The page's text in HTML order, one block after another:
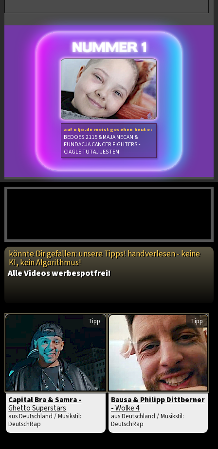
auf oljo.de meistgesehen heute:
BEDOES 2115 & MAJA MECAN &
FUNDACJA CANCER FIGHTERS -
CIAGLE TUTAJ JESTEM
könnte Dir gefallen: unsere Tipps! handverlesen - keine
KI, kein Algorithmus!
Alle Videos werbespotfrei!
Tipp
Capital Bra & Samra -
Ghetto Superstars
aus Deutschland / Musikstil:
DeutschRap
Tipp
Bausa & Philipp Dittberner
-Wolke 4
aus Deutschland / Musikstil:
DeutschRap